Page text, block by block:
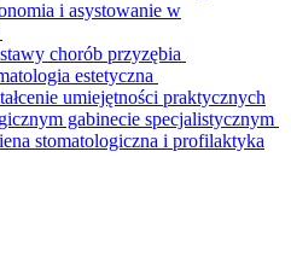
i asystowanie w
chorób przyzębia
estetyczna
umiejętności praktycznych
gabinecie specjalistycznym
stomatologiczna i profilaktyka